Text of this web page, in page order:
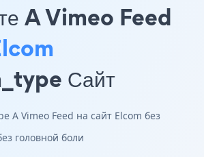
A Vimeo Feed
Сайт
A Vimeo Feed на сайт Elcom без
головной боли